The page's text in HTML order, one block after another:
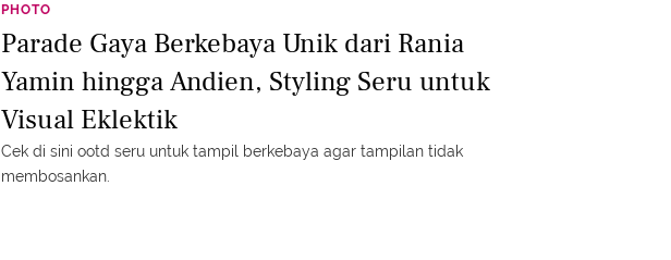
PHOTO
Parade Gaya Berkebaya Unik dari Rania
Yamin hingga Andien, Styling Seru untuk
Visual Eklektik
Cek di sini ootd seru untuk tampil berkebaya agar tampilan tidak
membosankan.